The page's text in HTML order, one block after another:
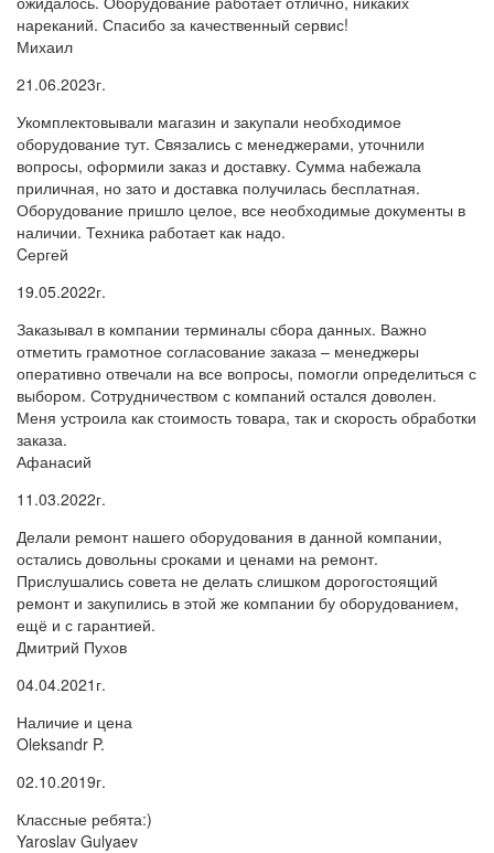
нареканий. Спасибо за качественный сервис!
Михаил
21.06.2023г.
Укомплектовывали магазин и закупали необходимое
оборудование тут. Связались с менеджерами, уточнили
вопросы, оформили заказ и доставку. Сумма набежала
приличная, но зато и доставка получилась бесплатная.
Оборудование пришло целое, все необходимые документы в
наличии. Техника работает как надо.
Cергей
19.05.2022г.
Заказывал в компании терминалы сбора данных. Важно
отметить грамотное согласование заказа – менеджеры
оперативно отвечали на все вопросы, помогли определиться с
выбором. Сотрудничеством с компаний остался доволен.
Меня устроила как стоимость товара, так и скорость обработки
заказа.
Афанасий
11.03.2022г.
Делали ремонт нашего оборудования в данной компании,
остались довольны сроками и ценами на ремонт.
Прислушались совета не делать слишком дорогостоящий
ремонт и закупились в этой же компании бу оборудованием,
ещё и с гарантией.
Дмитрий Пухов
04.04.2021г.
Наличие и цена
Oleksandr P.
02.10.2019г.
Классные ребята:)
Yaroslav Gulyaev